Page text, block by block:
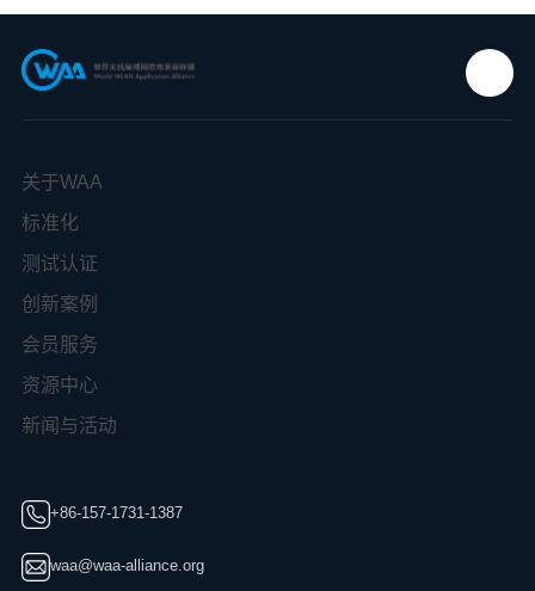
关于WAA
标准化
测试认证
创新案例
会员服务
资源中心
新闻与活动
+86-157-1731-1387
waa@waa-alliance.org